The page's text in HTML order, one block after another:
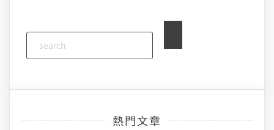
熱門文章